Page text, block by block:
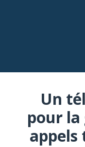
Un
pour la
appels